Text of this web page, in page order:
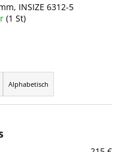
INSIZE 6312-5
(1 St)
Alphabetisch